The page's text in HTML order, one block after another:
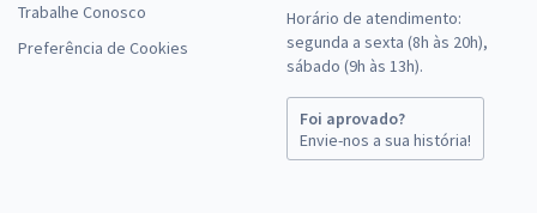
Trabalhe Conosco
Preferência de Cookies
Horário de atendimento:
segunda a sexta (8h às 20h),
sábado (9h às 13h).
Foi aprovado?
Envie-nos a sua história!